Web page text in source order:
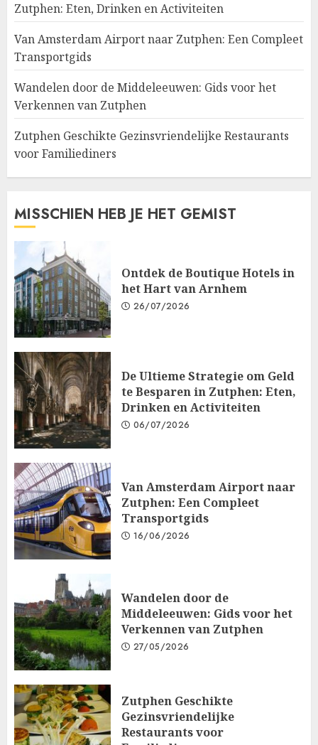
Zutphen: Eten, Drinken en Activiteiten
Van Amsterdam Airport naar Zutphen: Een Compleet
Transportgids
Wandelen door de Middeleeuwen: Gids voor het
Verkennen van Zutphen
Zutphen Geschikte Gezinsvriendelijke Restaurants
voor Familiediners
MISSCHIEN HEB JE HET GEMIST
Ontdek de Boutique Hotels in
het Hart van Arnhem
26/07/2026
De Ultieme Strategie om Geld
te Besparen in Zutphen: Eten,
Drinken en Activiteiten
06/07/2026
Van Amsterdam Airport naar
Zutphen: Een Compleet
Transportgids
16/06/2026
Wandelen door de
Middeleeuwen: Gids voor het
Verkennen van Zutphen
27/05/2026
Zutphen Geschikte
Gezinsvriendelijke
Restaurants voor